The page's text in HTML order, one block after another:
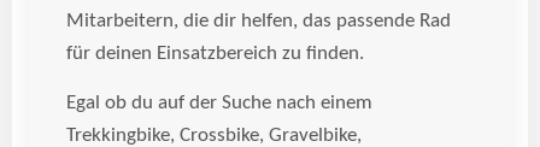
Mitarbeitern, die dir helfen, das passende Rad
für deinen Einsatzbereich zu finden.
Egal ob du auf der Suche nach einem
Trekkingbike, Crossbike, Gravelbike,